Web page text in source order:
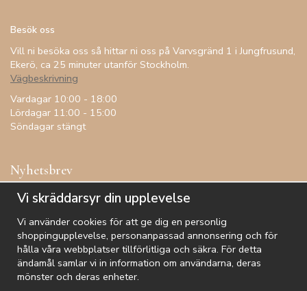
Besök oss
Vill ni besöka oss så hittar ni oss på Varvsgränd 1 i Jungfrusund,
Ekerö, ca 25 minuter utanför Stockholm.
Vägbeskrivning
Vardagar 10:00 - 18:00
Lördagar 11:00 - 15:00
Söndagar stängt
Nyhetsbrev
Få inspiration, förtur till kampanjer, specialerbjudanden och
De uppgifter du matar in kommer endast användas till våra nyhetsbrev.
Vi skräddarsyr din upplevelse
Vi använder cookies för att ge dig en personlig
shoppingupplevelse, personanpassad annonsering och för
hålla våra webbplatser tillförlitliga och säkra. För detta
ändamål samlar vi in information om användarna, deras
mönster och deras enheter.